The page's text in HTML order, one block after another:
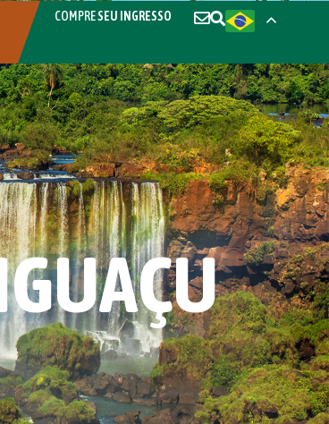
COMPRESEU INGRESSO